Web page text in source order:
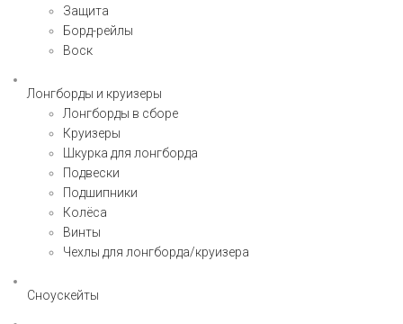
Защита
Борд-рейлы
Воск
Лонгборды и круизеры
Лонгборды в сборе
Круизеры
Шкурка для лонгборда
Подвески
Подшипники
Колёса
Винты
Чехлы для лонгборда/круизера
Сноускейты